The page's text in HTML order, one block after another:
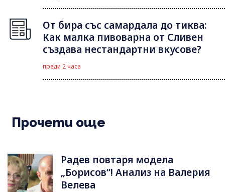
От бира със самардала до тиква:
Как малка пивоварна от Сливен
създава нестандартни вкусове?
преди 2 часа
Прочети още
Радев повтаря модела
„Борисов“! Анализ на Валерия
Велева